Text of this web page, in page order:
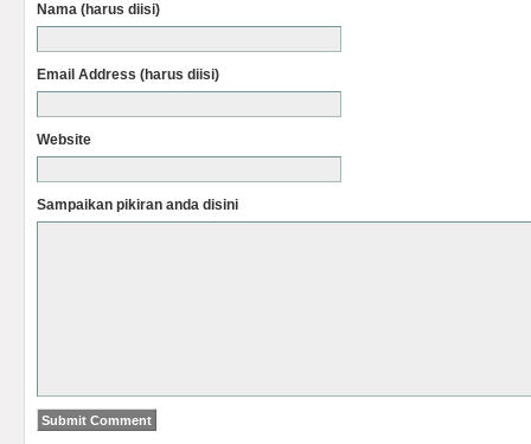
Nama (harus diisi)
Email Address (harus diisi)
Website
Sampaikan pikiran anda disini